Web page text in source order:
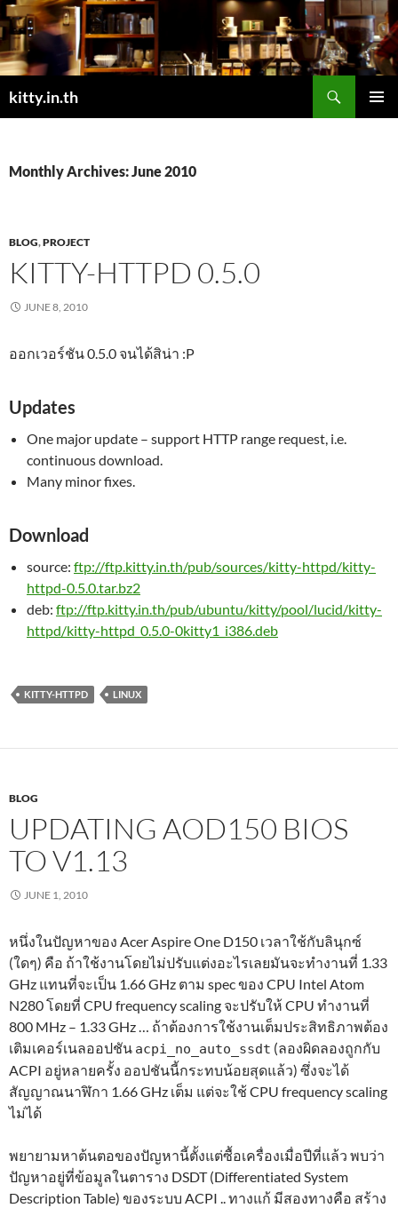
Skip
to
content
kitty.in.th
Monthly Archives: June 2010
BLOG,PROJECT
KITTY-HTTPD 0.5.0
JUNE 8, 2010
ออกเวอร์ชัน 0.5.0 จนได้สิน่า :P
Updates
One major update – support HTTP range request, i.e.
continuous download.
Many minor fixes.
Download
source: ftp://ftp.kitty.in.th/pub/sources/kitty-httpd/kitty-
httpd-0.5.0.tar.bz2
deb: ftp://ftp.kitty.in.th/pub/ubuntu/kitty/pool/lucid/kitty-
httpd/kitty-httpd_0.5.0-0kitty1_i386.deb
KITTY-HTTPD LINUX
BLOG
UPDATING AOD150 BIOS
TO V1.13
JUNE 1, 2010
หนึ่งในปัญหาของ Acer Aspire One D150 เวลาใช้กับลินุกซ์
(ใดๆ) คือ ถ้าใช้งานโดยไม่ปรับแต่งอะไรเลยมันจะทำงานที่ 1.33
GHz แทนที่จะเป็น 1.66 GHz ตาม spec ของ CPU Intel Atom
N280 โดยที่ CPU frequency scaling จะปรับให้ CPU ทำงานที่
800 MHz – 1.33 GHz … ถ้าต้องการใช้งานเต็มประสิทธิภาพต้อง
เติมเคอร์เนลออปชัน acpi_no_auto_ssdt (ลองผิดลองถูกกับ
ACPI อยู่หลายครั้ง ออปชันนี้กระทบน้อยสุดแล้ว) ซึ่งจะได้
สัญญาณนาฬิกา 1.66 GHz เต็ม แต่จะใช้ CPU frequency scaling
ไม่ได้
พยายามหาต้นตอของปัญหานี้ตั้งแต่ซื้อเครื่องเมื่อปีที่แล้ว พบว่า
ปัญหาอยู่ที่ข้อมูลในตาราง DSDT (Differentiated System
Description Table) ของระบบ ACPI .. ทางแก้ มีสองทางคือ สร้าง